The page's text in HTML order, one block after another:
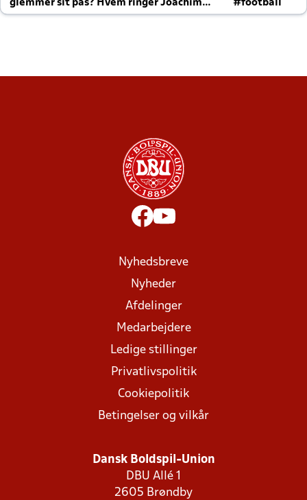
glemmer sit pas? Hvem ringer Joachim
altid til efter kampe?
#football
Nyhedsbreve
Nyheder
Afdelinger
Medarbejdere
Ledige stillinger
Privatlivspolitik
Cookiepolitik
Betingelser og vilkår
Dansk Boldspil-Union
DBU Allé 1
2605 Brøndby